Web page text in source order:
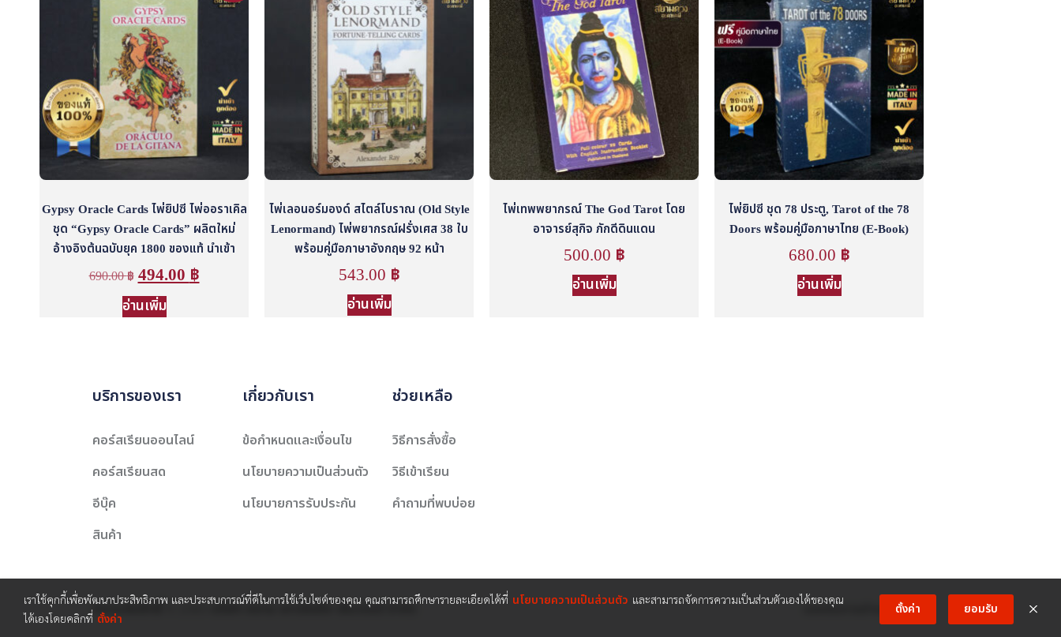
Gypsy Oracle Cards ไพ่ยิปซี ไพ่ออราเคิล
ชุด “Gypsy Oracle Cards” ผลิตใหม่
อ้างอิงต้นฉบับยุค 1800 ของแท้ นำเข้า
690.00฿ 494.00 ฿
อ่านเพิ่ม
ไพ่เลอนอร์มองด์ สไตล์โบราณ (Old Style
Lenormand) ไพ่พยากรณ์ฝรั่งเศส 38 ใบ
พร้อมคู่มือภาษาอังกฤษ 92 หน้า
543.00 ฿
อ่านเพิ่ม
ไพ่เทพพยากรณ์ The God Tarot โดย
อาจารย์สุกิจ ภักดีดินแดน
500.00 ฿
อ่านเพิ่ม
ไพ่ยิปซี ชุด 78 ประตู, Tarot of the 78
Doors พร้อมคู่มือภาษาไทย (E-Book)
680.00 ฿
อ่านเพิ่ม
บริการของเรา
คอร์สเรียนออนไลน์
คอร์สเรียนสด
อีบุ๊ค
สินค้า
เกี่ยวกับเรา
ข้อกำหนดและเงื่อนไข
นโยบายความเป็นส่วนตัว
นโยบายการรับประกัน
ช่วยเหลือ
วิธีการสั่งซื้อ
วิธีเข้าเรียน
คำถามที่พบบ่อย
สงวนลิขสิทธิ์ © 2565 บริษัท สยาม เคาเซิลลิ่ง เซ็นเตอร์ จำกัด รองรับการชำระเงิน:
เราใช้คุกกี้เพื่อพัฒนาประสิทธิภาพ และประสบการณ์ที่ดีในการใช้เว็บไซต์ของคุณ คุณสามารถศึกษารายละเอียดได้ที่ นโยบายความเป็นส่วนตัว และสามารถจัดการความเป็นส่วนตัวเองได้ของคุณ
ได้เองโดยคลิกที่ ตั้งค่า
ตั้งค่า ยอมรับ